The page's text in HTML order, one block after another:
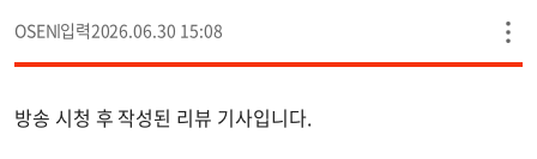
OSEN 2026.06.30 15:08
방송 시청 후 작성된 리뷰 기사입니다.